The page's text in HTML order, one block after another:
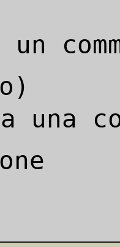
un
una